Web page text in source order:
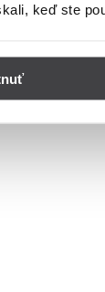
keď ste